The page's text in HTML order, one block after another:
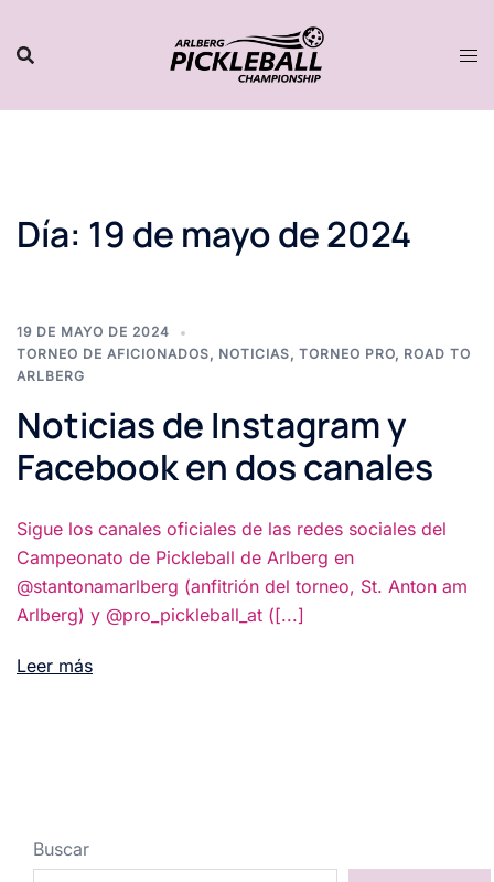
contenido
Día: 19 de mayo de 2024
19 DE MAYO DE 2024
TORNEO DE AFICIONADOS, NOTICIAS, TORNEO PRO, ROAD TO
ARLBERG
Noticias de Instagram y
Facebook en dos canales
Sigue los canales oficiales de las redes sociales del
Campeonato de Pickleball de Arlberg en
@stantonamarlberg (anfitrión del torneo, St. Anton am
Arlberg) y @pro_pickleball_at ([...]
Leer más
Buscar